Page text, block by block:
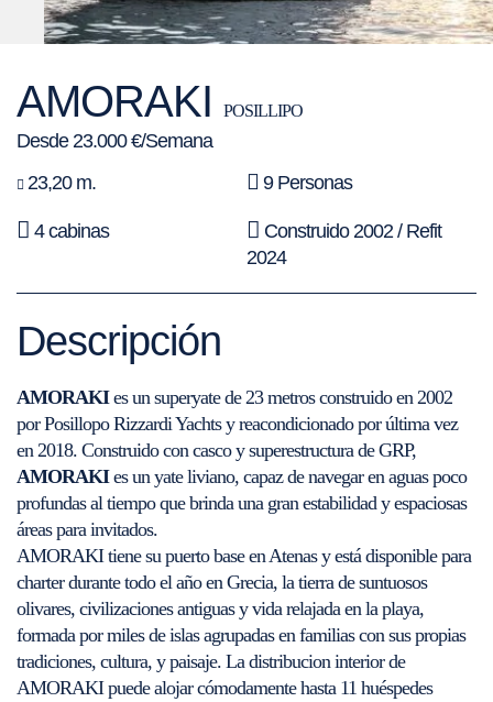
AMORAKI POSILLIPO
Desde 23.000 €/Semana
23,20 m.
9 Personas
4 cabinas
Construido 2002 / Refit
2024
Descripción
AMORAKIes un superyate de 23 metros construido en 2002
por Posillopo Rizzardi Yachts y reacondicionado por última vez
en 2018. Construido con casco y superestructura de GRP,
AMORAKIes un yate liviano, capaz de navegar en aguas poco
profundas al tiempo que brinda una gran estabilidad y espaciosas
áreas para invitados.
AMORAKI tiene su puerto base en Atenas y está disponible para
charter durante todo el año en Grecia, la tierra de suntuosos
olivares, civilizaciones antiguas y vida relajada en la playa,
formada por miles de islas agrupadas en familias con sus propias
tradiciones, cultura, y paisaje. La distribucion interior de
AMORAKI puede alojar cómodamente hasta 11 huéspedes